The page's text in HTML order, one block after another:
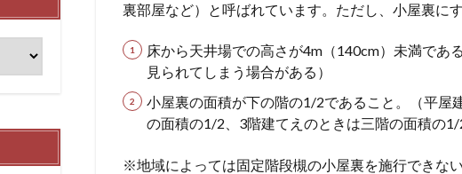
裏部屋など）と呼ばれています。ただし、小屋裏に
床から天井場での高さが4m（140cm）未満であ
見られてしまう場合がある）
小屋裏の面積が下の階の1/2であること。（平屋
の面積の1/2、3階建てえのときは三階の面積の
※地域によっては固定階段槻の小屋裏を施行できな